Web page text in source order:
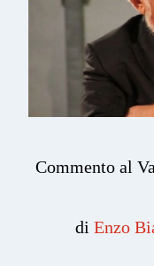
Commento al
di Enzo